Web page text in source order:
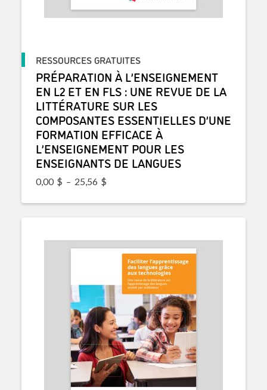
RESSOURCES GRATUITES
PRÉPARATION À L’ENSEIGNEMENT
EN L2 ET EN FLS : UNE REVUE DE LA
LITTÉRATURE SUR LES
COMPOSANTES ESSENTIELLES D’UNE
FORMATION EFFICACE À
L’ENSEIGNEMENT POUR LES
ENSEIGNANTS DE LANGUES
0,00 $ – 25,56 $